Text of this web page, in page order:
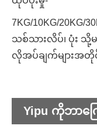
7KG/10KG/
သစ်သားလိပ်၊ ပုံး
လိုအပ်ချက်များအတိုင်
Yipu ကိုဘာက